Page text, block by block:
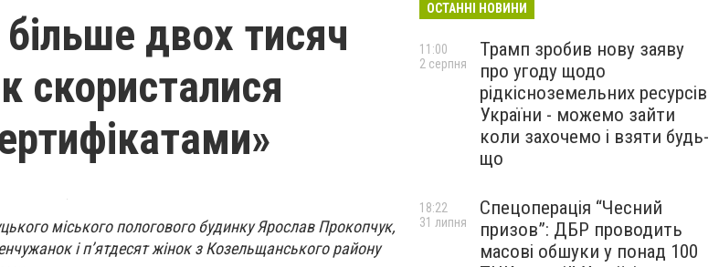
двох тисяч
скористалися
міського пологового будинку Ярослав Прокопчук,
і п’ятдесят жінок з Козельщанського району
ОСТАННІ НОВИНИ
Трамп зробив нову заяву
про угоду щодо
рідкісноземельних ресурсів
України - можемо зайти
коли захочемо і взяти будь-
що
11:00
2 серпня
Спецоперація “Чесний
призов”: ДБР проводить
масові обшуки у понад 100
18:22
31 липня